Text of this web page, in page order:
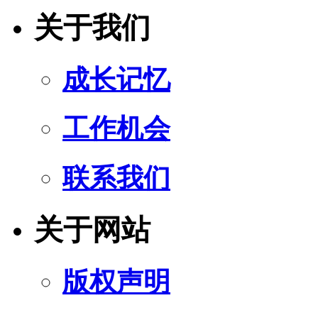
关于我们
成长记忆
工作机会
联系我们
关于网站
版权声明